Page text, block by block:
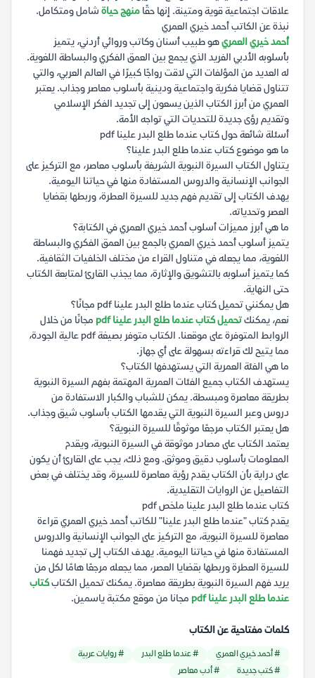
علاقات اجتماعية قوية ومتينة. إنها حقًا منهج حياة شامل ومتكامل.
نبذة عن الكاتب أحمد خيري العمري
أحمد خيري العمريهو طبيب أسنان وكاتب وروائي أردني، يتميز
بأسلوبه الأدبي الفريد الذي يجمع بين العمق الفكري والبساطة اللغوية.
له العديد من المؤلفات التي لاقت رواجًا كبيرًا في العالم العربي، والتي
تتناول قضايا فكرية واجتماعية ودينية بأسلوب معاصر وجذاب. يعتبر
العمري من أبرز الكتاب الذين يسعون إلى تجديد الفكر الإسلامي
وتقديم رؤى جديدة للتحديات التي تواجه الأمة.
أسئلة شائعة حول كتاب عندما طلع البدر علينا pdf
ما هو موضوع كتاب عندما طلع البدر علينا؟
يتناول الكتاب السيرة النبوية الشريفة بأسلوب معاصر، مع التركيز على
الجوانب الإنسانية والدروس المستفادة منها في حياتنا اليومية.
يهدف الكتاب إلى تقديم فهم جديد للسيرة العطرة، وربطها بقضايا
العصر وتحدياته.
ما هي أبرز مميزات أسلوب أحمد خيري العمري في الكتابة؟
يتميز أسلوب أحمد خيري العمري بالجمع بين العمق الفكري والبساطة
اللغوية، مما يجعله في متناول القراء من مختلف الخلفيات الثقافية.
كما يتميز أسلوبه بالتشويق والإثارة، مما يجذب القارئ لمتابعة الكتاب
حتى النهاية.
هل يمكنني تحميل كتاب عندما طلع البدر علينا pdf مجانًا؟
نعم، يمكنكتحميل كتاب عندما طلع البدر علينا pdf
مجانًا من خلال
الروابط المتوفرة على موقعنا. الكتاب متوفر بصيغة pdf عالية الجودة،
مما يتيح لك قراءته بسهولة على أي جهاز.
ما هي الفئة العمرية التي يستهدفها الكتاب؟
يستهدف الكتاب جميع الفئات العمرية المهتمة بفهم السيرة النبوية
بطريقة معاصرة ومبسطة. يمكن للشباب والكبار الاستفادة من
دروس وعبر السيرة النبوية التي يقدمها الكتاب بأسلوب شيق وجذاب.
هل يعتبر الكتاب مرجعًا موثوقًا للسيرة النبوية؟
يعتمد الكتاب على مصادر موثوقة في السيرة النبوية، ويقدم
المعلومات بأسلوب دقيق وموثق. ومع ذلك، يجب على القارئ أن يكون
على دراية بأن الكتاب يقدم رؤية معاصرة للسيرة، وقد يختلف في بعض
التفاصيل عن الروايات التقليدية.
كتاب عندما طلع البدر علينا ملخص pdf
يقدم كتاب "عندما طلع البدر علينا" للكاتب أحمد خيري العمري قراءة
معاصرة للسيرة النبوية، مع التركيز على الجوانب الإنسانية والدروس
المستفادة منها في حياتنا اليومية. يهدف الكتاب إلى تجديد فهمنا
للسيرة العطرة وربطها بقضايا العصر، مما يجعله مرجعًا هامًا لكل من
يريد فهم السيرة النبوية بطريقة معاصرة. يمكنك تحميل الكتابكتاب
عندما طلع البدر علينا pdf
مجانا من موقع مكتبة ياسمين.
كلمات مفتاحية عن الكتاب
# أحمد خيري العمري # عندما طلع البدر
# روايات عربية
# كتب جديدة
# أدب معاصر